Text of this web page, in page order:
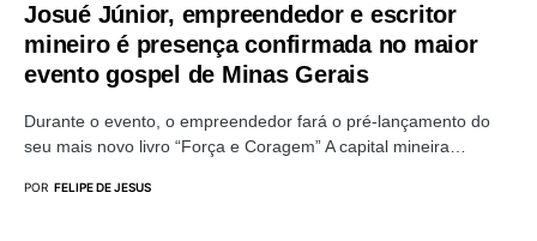
Josué Júnior, empreendedor e escritor
mineiro é presença confirmada no maior
evento gospel de Minas Gerais
Durante o evento, o empreendedor fará o pré-lançamento do
seu mais novo livro “Força e Coragem” A capital mineira…
POR FELIPE DE JESUS